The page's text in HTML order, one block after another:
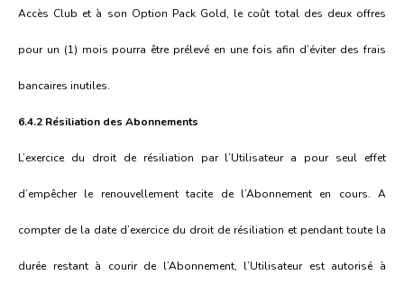
Accès Club et à son Option Pack Gold, le coût total des deux offres
pour un (1) mois pourra être prélevé en une fois afin d’éviter des frais
bancaires inutiles.
6.4.2 Résiliation des Abonnements
L’exercice du droit de résiliation par l’Utilisateur a pour seul effet
d’empêcher le renouvellement tacite de l’Abonnement en cours. A
compter de la date d’exercice du droit de résiliation et pendant toute la
durée restant à courir de l’Abonnement, l’Utilisateur est autorisé à